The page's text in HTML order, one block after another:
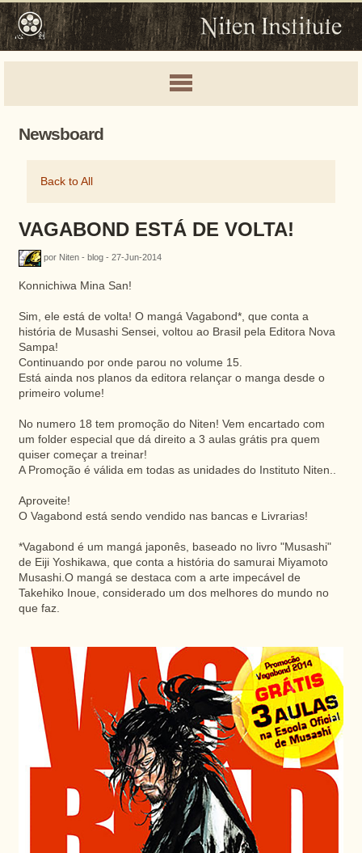
Newsboard
Back to All
VAGABOND ESTÁ DE VOLTA!
por Niten - blog - 27-Jun-2014
Konnichiwa Mina San!
Sim, ele está de volta! O mangá Vagabond*, que conta a
história de Musashi Sensei, voltou ao Brasil pela Editora Nova
Sampa!
Continuando por onde parou no volume 15.
Está ainda nos planos da editora relançar o manga desde o
primeiro volume!
No numero 18 tem promoção do Niten! Vem encartado com
um folder especial que dá direito a 3 aulas grátis pra quem
quiser começar a treinar!
A Promoção é válida em todas as unidades do Instituto Niten..
Aproveite!
O Vagabond está sendo vendido nas bancas e Livrarias!
*Vagabond é um mangá japonês, baseado no livro "Musashi"
de Eiji Yoshikawa, que conta a história do samurai Miyamoto
Musashi.O mangá se destaca com a arte impecável de
Takehiko Inoue, considerado um dos melhores do mundo no
que faz.